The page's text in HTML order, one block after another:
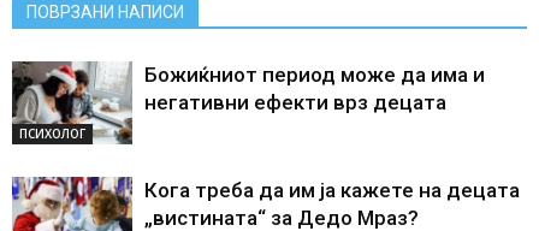
ПОВРЗАНИ НАПИСИ
ПСИХОЛОГ
Божиќниот период може да има и
негативни ефекти врз децата
Кога треба да им ја кажете на децата
„вистината“ за Дедо Мраз?